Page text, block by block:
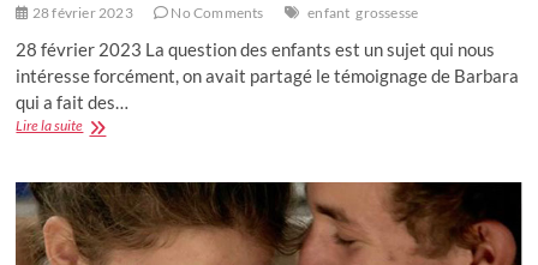
28 février 2023 No Comments enfant grossesse
28 février 2023 La question des enfants est un sujet qui nous
intéresse forcément, on avait partagé le témoignage de Barbara
qui a fait des…
Lire la suiteAvis
un
enfant
quand
je